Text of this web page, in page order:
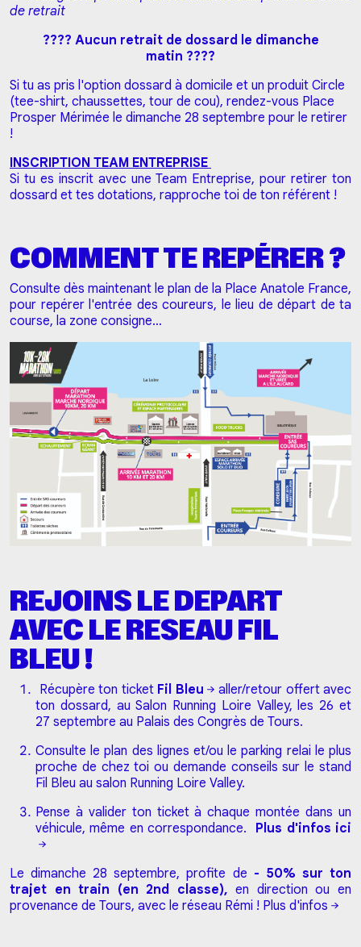
de retrait
???? Aucun retrait de dossard le dimanche
matin ????
Si tu as pris l'option dossard à domicile et un produit Circle
(tee-shirt, chaussettes, tour de cou), rendez-vous Place
Prosper Mérimée le dimanche 28 septembre pour le retirer
!
INSCRIPTION TEAM ENTREPRISE
Si tu es inscrit avec une Team Entreprise, pour retirer ton
dossard et tes dotations, rapproche toi de ton référent !
COMMENT TE REPÉRER ?
Consulte dès maintenant le plan de la Place Anatole France,
pour repérer l'entrée des coureurs, le lieu de départ de ta
course, la zone consigne…
REJOINS LE DEPART
AVEC LE RESEAU FIL
BLEU !
Récupère ton ticket Fil Bleu
aller/retour offert avec
ton dossard, au Salon Running Loire Valley, les 26 et
27 septembre au Palais des Congrès de Tours.
Consulte le plan des lignes et/ou le parking relai le plus
proche de chez toi ou demande conseils sur le stand
Fil Bleu au salon Running Loire Valley.
Pense à valider ton ticket à chaque montée dans un
véhicule, même en correspondance. Plus d'infos ici
Le dimanche 28 septembre, profite de - 50% sur ton
trajet en train (en 2nd classe),en direction ou en
provenance de Tours, avec le réseau Rémi ! Plus d'infos